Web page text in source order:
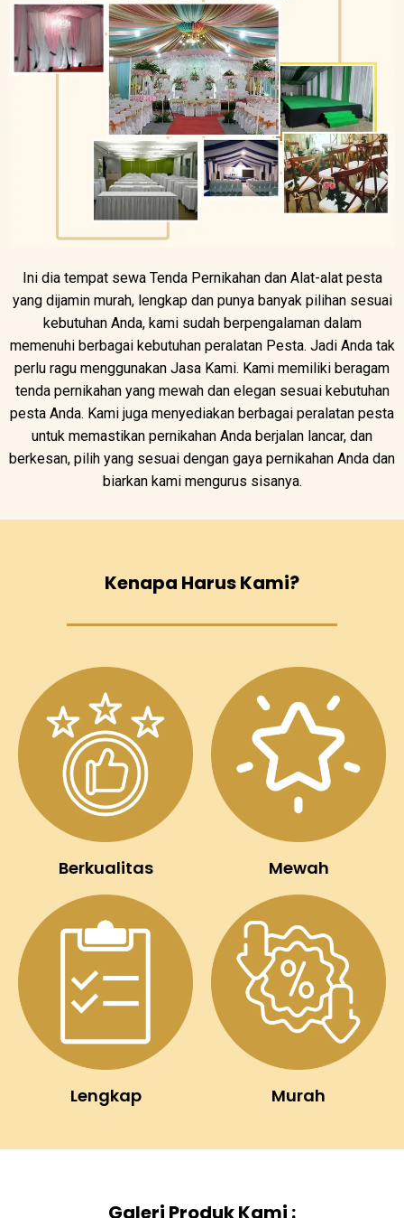
Ini dia tempat sewa Tenda Pernikahan dan Alat-alat pesta
yang dijamin murah, lengkap dan punya banyak pilihan sesuai
kebutuhan Anda, kami sudah berpengalaman dalam
memenuhi berbagai kebutuhan peralatan Pesta. Jadi Anda tak
perlu ragu menggunakan Jasa Kami. Kami memiliki beragam
tenda pernikahan yang mewah dan elegan sesuai kebutuhan
pesta Anda. Kami juga menyediakan berbagai peralatan pesta
untuk memastikan pernikahan Anda berjalan lancar, dan
berkesan, pilih yang sesuai dengan gaya pernikahan Anda dan
biarkan kami mengurus sisanya.
Kenapa Harus Kami?
Berkualitas Mewah
Lengkap Murah
Galeri Produk Kami :